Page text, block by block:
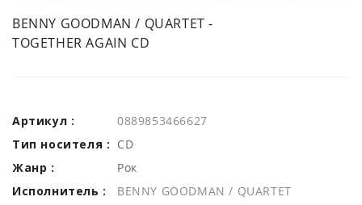
BENNY GOODMAN / QUARTET -
TOGETHER AGAIN CD
Артикул :
0889853466627
Тип носителя : CD
Жанр :
Рок
Исполнитель :
BENNY GOODMAN / QUARTET